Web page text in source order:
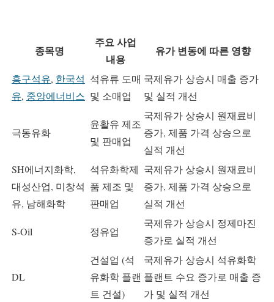
종목명
주요 사업
내용
유가 변동에 따른 영향
흥구석유, 한국석
유, 중앙에너비스
석유류 도매
및 소매업
국제유가 상승시 매출 증가
및 실적 개선
극동유화
윤활유 제조
및 판매업
국제유가 상승시 원재료비
증가, 제품 가격 상승으로
실적 개선
SH에너지화학,
대성산업, 미창석
유, 남해화학
석유화학제
품 제조 및
판매업
국제유가 상승시 원재료비
증가, 제품 가격 상승으로
실적 개선
S-Oil 정유업
국제유가 상승시 정제마진
증가로 실적 개선
DL
건설업 (석
유화학 플랜
트 건설)
국제유가 상승시 석유화학
플랜트 수요 증가로 매출 증
가 및 실적 개선